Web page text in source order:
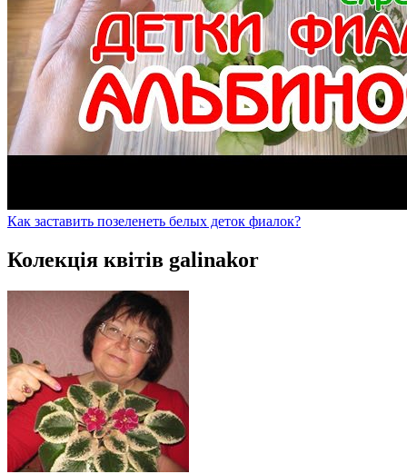
Как заставить позеленеть белых деток фиалок?
Колекція квітів galinakor